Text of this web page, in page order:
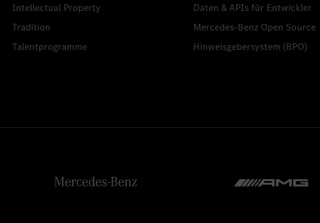
Intellectual Property
Tradition
Talentprogramme
Daten & APIs für Entwickler
Mercedes-Benz Open Source
Hinweisgebersystem (BPO)